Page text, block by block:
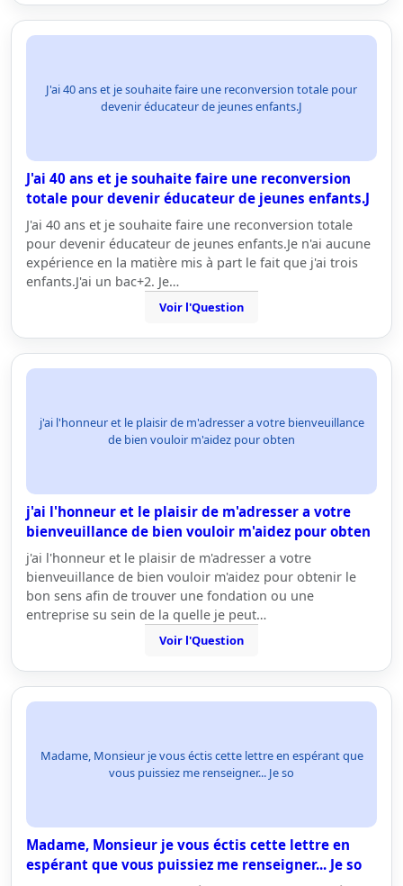
J'ai 40 ans et je souhaite faire une reconversion totale pour
devenir éducateur de jeunes enfants.J
J'ai 40 ans et je souhaite faire une reconversion
totale pour devenir éducateur de jeunes enfants.J
J'ai 40 ans et je souhaite faire une reconversion totale
pour devenir éducateur de jeunes enfants.Je n'ai aucune
expérience en la matière mis à part le fait que j'ai trois
enfants.J'ai un bac+2. Je…
Voir l'Question
j'ai l'honneur et le plaisir de m'adresser a votre bienveuillance
de bien vouloir m'aidez pour obten
j'ai l'honneur et le plaisir de m'adresser a votre
bienveuillance de bien vouloir m'aidez pour obten
j'ai l'honneur et le plaisir de m'adresser a votre
bienveuillance de bien vouloir m'aidez pour obtenir le
bon sens afin de trouver une fondation ou une
entreprise su sein de la quelle je peut…
Voir l'Question
Madame, Monsieur je vous éctis cette lettre en espérant que
vous puissiez me renseigner... Je so
Madame, Monsieur je vous éctis cette lettre en
espérant que vous puissiez me renseigner... Je so